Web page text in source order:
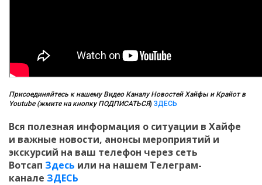
Присоединяйтесь к нашему Видео Каналу Новостей Хайфы и Крайот в
Youtube (жмите на кнопку ПОДПИСАТЬСЯ) ЗДЕСЬ
Вся полезная информация о ситуации в Хайфе
и важные новости, анонсы мероприятий и
экскурсий на ваш телефон через сеть
Вотсап Здесь или на нашем Телеграм-
канале ЗДЕСЬ